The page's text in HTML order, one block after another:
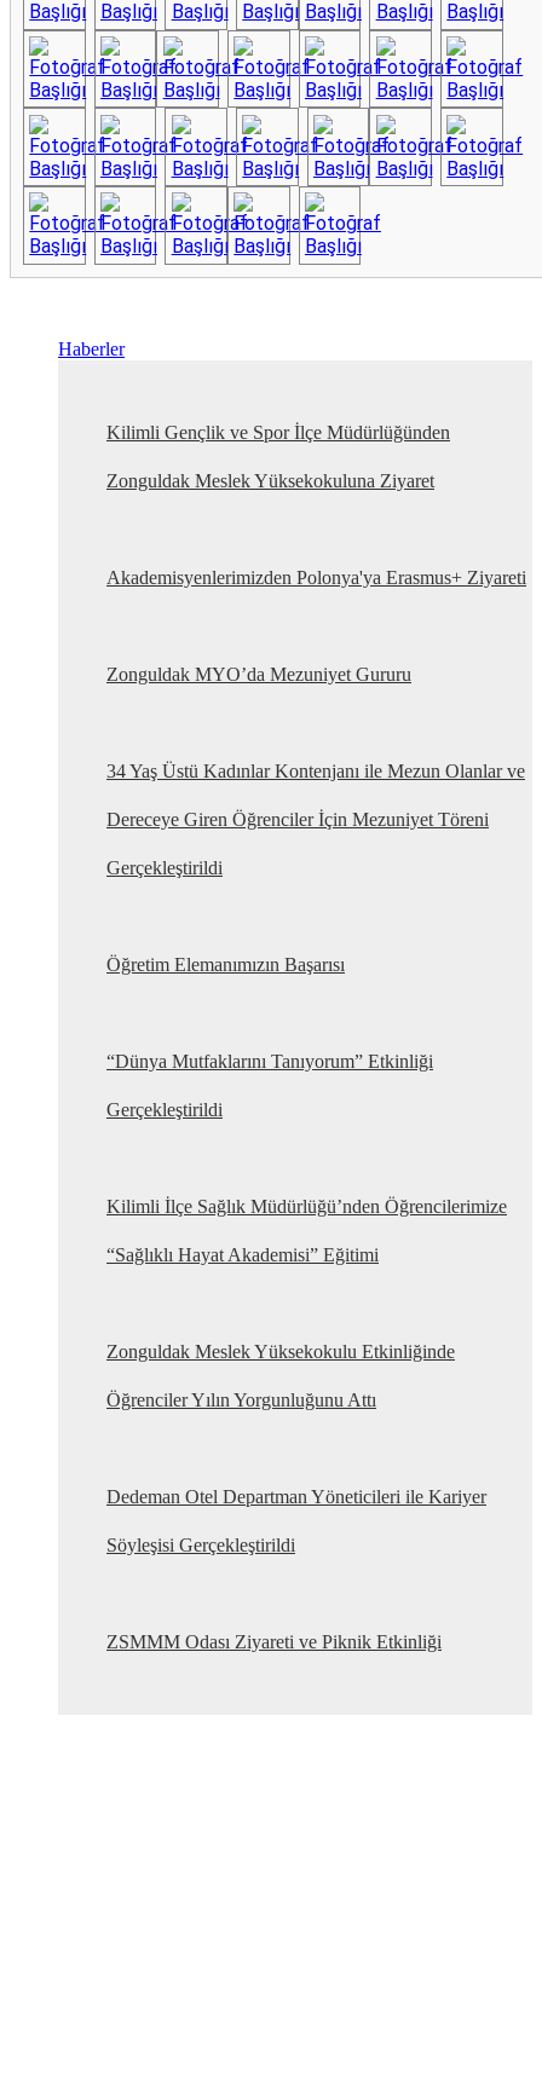
Haberler
Kilimli Gençlik ve Spor İlçe Müdürlüğünden
Zonguldak Meslek Yüksekokuluna Ziyaret
Akademisyenlerimizden Polonya'ya Erasmus+ Ziyareti
Zonguldak MYO’da Mezuniyet Gururu
34 Yaş Üstü Kadınlar Kontenjanı ile Mezun Olanlar ve
Dereceye Giren Öğrenciler İçin Mezuniyet Töreni
Gerçekleştirildi
Öğretim Elemanımızın Başarısı
“Dünya Mutfaklarını Tanıyorum” Etkinliği
Gerçekleştirildi
Kilimli İlçe Sağlık Müdürlüğü’nden Öğrencilerimize
“Sağlıklı Hayat Akademisi” Eğitimi
Zonguldak Meslek Yüksekokulu Etkinliğinde
Öğrenciler Yılın Yorgunluğunu Attı
Dedeman Otel Departman Yöneticileri ile Kariyer
Söyleşisi Gerçekleştirildi
ZSMMM Odası Ziyareti ve Piknik Etkinliği